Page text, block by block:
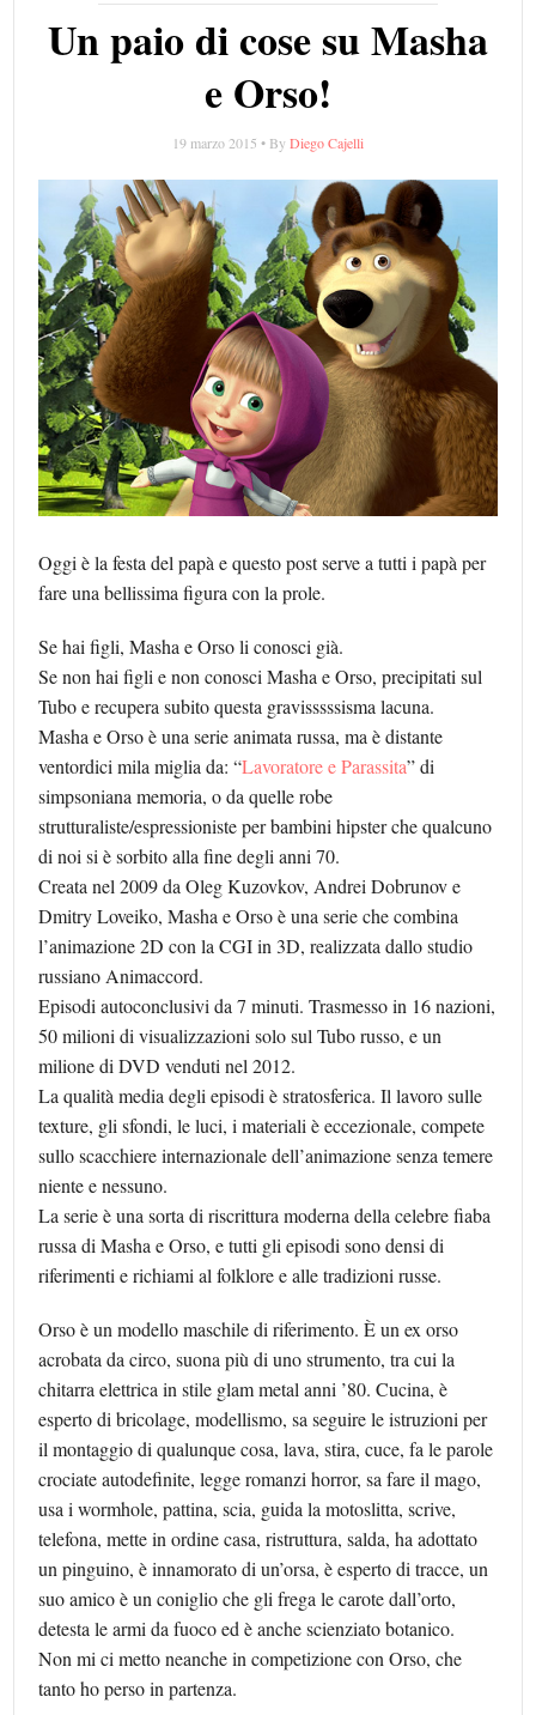
Un paio di cose su Masha
e Orso!
19 marzo 2015 • By Diego Cajelli
Oggi è la festa del papà e questo post serve a tutti i papà per
fare una bellissima figura con la prole.
Se hai figli, Masha e Orso li conosci già.
Se non hai figli e non conosci Masha e Orso, precipitati sul
Tubo e recupera subito questa gravisssssisma lacuna.
Masha e Orso è una serie animata russa, ma è distante
ventordici mila miglia da: “Lavoratore e Parassita” di
simpsoniana memoria, o da quelle robe
strutturaliste/espressioniste per bambini hipster che qualcuno
di noi si è sorbito alla fine degli anni 70.
Creata nel 2009 da Oleg Kuzovkov, Andrei Dobrunov e
Dmitry Loveiko, Masha e Orso è una serie che combina
l’animazione 2D con la CGI in 3D, realizzata dallo studio
russiano Animaccord.
Episodi autoconclusivi da 7 minuti. Trasmesso in 16 nazioni,
50 milioni di visualizzazioni solo sul Tubo russo, e un
milione di DVD venduti nel 2012.
La qualità media degli episodi è stratosferica. Il lavoro sulle
texture, gli sfondi, le luci, i materiali è eccezionale, compete
sullo scacchiere internazionale dell’animazione senza temere
niente e nessuno.
La serie è una sorta di riscrittura moderna della celebre fiaba
russa di Masha e Orso, e tutti gli episodi sono densi di
riferimenti e richiami al folklore e alle tradizioni russe.
Orso è un modello maschile di riferimento. È un ex orso
acrobata da circo, suona più di uno strumento, tra cui la
chitarra elettrica in stile glam metal anni ’80. Cucina, è
esperto di bricolage, modellismo, sa seguire le istruzioni per
il montaggio di qualunque cosa, lava, stira, cuce, fa le parole
crociate autodefinite, legge romanzi horror, sa fare il mago,
usa i wormhole, pattina, scia, guida la motoslitta, scrive,
telefona, mette in ordine casa, ristruttura, salda, ha adottato
un pinguino, è innamorato di un’orsa, è esperto di tracce, un
suo amico è un coniglio che gli frega le carote dall’orto,
detesta le armi da fuoco ed è anche scienziato botanico.
Non mi ci metto neanche in competizione con Orso, che
tanto ho perso in partenza.